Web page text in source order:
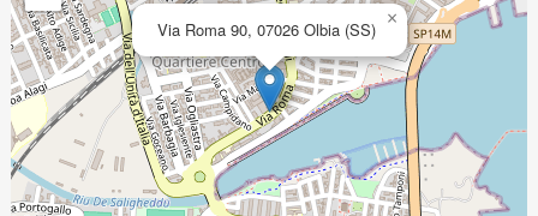
Via Roma 90, 07026 Olbia (SS) ×